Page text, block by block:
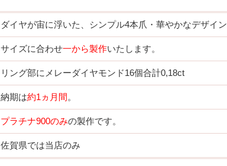
ダイヤが宙に浮いた、シンプル4本爪・華やかなデザイン
サイズに合わせ一から製作いたします。
リング部にメレーダイヤモンド16個合計0,18ct
納期は約1ヵ月間。
プラチナ900のみの製作です。
佐賀県では当店のみ